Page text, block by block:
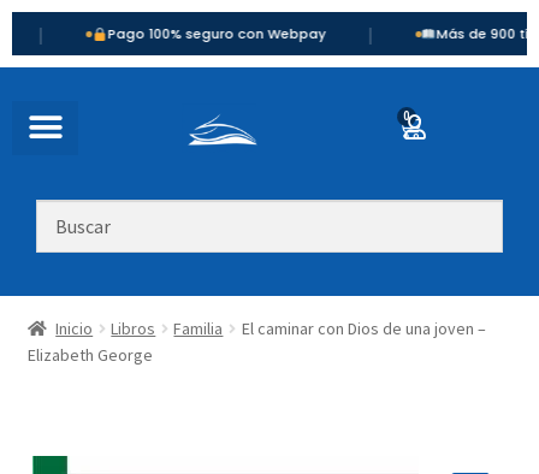
Pago 100% seguro con Webpay | Más de 900 títulos
0
Inicio Libros Familia
El caminar con Dios de una joven –
Elizabeth George